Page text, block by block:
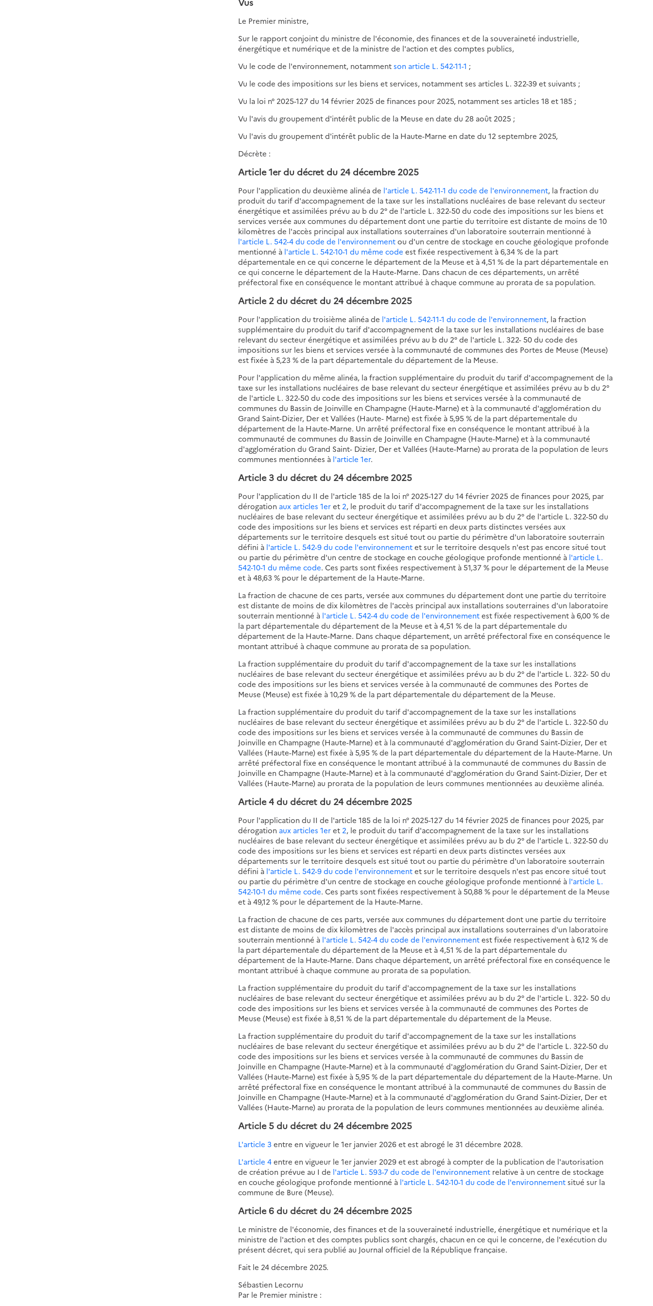
Le Premier ministre,
Sur le rapport conjoint du ministre de l'économie, des finances et de la souveraineté industrielle,
énergétique et numérique et de la ministre de l'action et des comptes publics,
Vu le code de l'environnement, notammentson article L. 542-11-1 ;
Vu le code des impositions sur les biens et services, notamment ses articles L. 322-39 et suivants ;
Vu la loi n° 2025-127 du 14 février 2025 de finances pour 2025, notamment ses articles 18 et 185 ;
Vu l'avis du groupement d'intérêt public de la Meuse en date du 28 août 2025 ;
Vu l'avis du groupement d'intérêt public de la Haute-Marne en date du 12 septembre 2025,
Décrète :
Article 1er du décret du 24 décembre 2025
Pour l'application du deuxième alinéa de l'article L. 542-11-1 du code de l'environnement, la fraction du
produit du tarif d'accompagnement de la taxe sur les installations nucléaires de base relevant du secteur
énergétique et assimilées prévu au b du 2° de l'article L. 322-50 du code des impositions sur les biens et
services versée aux communes du département dont une partie du territoire est distante de moins de 10
kilomètres de l'accès principal aux installations souterraines d'un laboratoire souterrain mentionné à
l'article L. 542-4 du code de l'environnementou d'un centre de stockage en couche géologique profonde
mentionné à l'article L. 542-10-1 du même code est fixée respectivement à 6,34 % de la part
départementale en ce qui concerne le département de la Meuse et à 4,51 % de la part départementale en
ce qui concerne le département de la Haute-Marne. Dans chacun de ces départements, un arrêté
préfectoral fixe en conséquence le montant attribué à chaque commune au prorata de sa population.
Article 2 du décret du 24 décembre 2025
Pour l'application du troisième alinéa de l'article L. 542-11-1 du code de l'environnement, la fraction
supplémentaire du produit du tarif d'accompagnement de la taxe sur les installations nucléaires de base
relevant du secteur énergétique et assimilées prévu au b du 2° de l'article L. 322- 50 du code des
impositions sur les biens et services versée à la communauté de communes des Portes de Meuse (Meuse)
est fixée à 5,23 % de la part départementale du département de la Meuse.
Pour l'application du même alinéa, la fraction supplémentaire du produit du tarif d'accompagnement de la
taxe sur les installations nucléaires de base relevant du secteur énergétique et assimilées prévu au b du 2°
de l'article L. 322-50 du code des impositions sur les biens et services versée à la communauté de
communes du Bassin de Joinville en Champagne (Haute-Marne) et à la communauté d'agglomération du
Grand Saint-Dizier, Der et Vallées (Haute- Marne) est fixée à 5,95 % de la part départementale du
département de la Haute-Marne. Un arrêté préfectoral fixe en conséquence le montant attribué à la
communauté de communes du Bassin de Joinville en Champagne (Haute-Marne) et à la communauté
d'agglomération du Grand Saint- Dizier, Der et Vallées (Haute-Marne) au prorata de la population de leurs
communes mentionnées à l'article 1er.
Article 3 du décret du 24 décembre 2025
Pour l'application du II de l'article 185 de la loi n° 2025-127 du 14 février 2025 de finances pour 2025, par
dérogation aux articles 1eret 2, le produit du tarif d'accompagnement de la taxe sur les installations
nucléaires de base relevant du secteur énergétique et assimilées prévu au b du 2° de l'article L. 322-50 du
code des impositions sur les biens et services est réparti en deux parts distinctes versées aux
départements sur le territoire desquels est situé tout ou partie du périmètre d'un laboratoire souterrain
défini à l'article L. 542-9 du code l'environnementet sur le territoire desquels n'est pas encore situé tout
ou partie du périmètre d'un centre de stockage en couche géologique profonde mentionné à l'article L.
542-10-1 du même code. Ces parts sont fixées respectivement à 51,37 % pour le département de la Meuse
et à 48,63 % pour le département de la Haute-Marne.
La fraction de chacune de ces parts, versée aux communes du département dont une partie du territoire
est distante de moins de dix kilomètres de l'accès principal aux installations souterraines d'un laboratoire
souterrain mentionné à l'article L. 542-4 du code de l'environnementest fixée respectivement à 6,00 % de
la part départementale du département de la Meuse et à 4,51 % de la part départementale du
département de la Haute-Marne. Dans chaque département, un arrêté préfectoral fixe en conséquence le
montant attribué à chaque commune au prorata de sa population.
La fraction supplémentaire du produit du tarif d'accompagnement de la taxe sur les installations
nucléaires de base relevant du secteur énergétique et assimilées prévu au b du 2° de l'article L. 322- 50 du
code des impositions sur les biens et services versée à la communauté de communes des Portes de
Meuse (Meuse) est fixée à 10,29 % de la part départementale du département de la Meuse.
La fraction supplémentaire du produit du tarif d'accompagnement de la taxe sur les installations
nucléaires de base relevant du secteur énergétique et assimilées prévu au b du 2° de l'article L. 322-50 du
code des impositions sur les biens et services versée à la communauté de communes du Bassin de
Joinville en Champagne (Haute-Marne) et à la communauté d'agglomération du Grand Saint-Dizier, Der et
Vallées (Haute-Marne) est fixée à 5,95 % de la part départementale du département de la Haute-Marne. Un
arrêté préfectoral fixe en conséquence le montant attribué à la communauté de communes du Bassin de
Joinville en Champagne (Haute-Marne) et à la communauté d'agglomération du Grand Saint-Dizier, Der et
Vallées (Haute-Marne) au prorata de la population de leurs communes mentionnées au deuxième alinéa.
Article 4 du décret du 24 décembre 2025
Pour l'application du II de l'article 185 de la loi n° 2025-127 du 14 février 2025 de finances pour 2025, par
dérogation aux articles 1eret 2, le produit du tarif d'accompagnement de la taxe sur les installations
nucléaires de base relevant du secteur énergétique et assimilées prévu au b du 2° de l'article L. 322-50 du
code des impositions sur les biens et services est réparti en deux parts distinctes versées aux
départements sur le territoire desquels est situé tout ou partie du périmètre d'un laboratoire souterrain
défini à l'article L. 542-9 du code l'environnementet sur le territoire desquels n'est pas encore situé tout
ou partie du périmètre d'un centre de stockage en couche géologique profonde mentionné à l'article L.
542-10-1 du même code. Ces parts sont fixées respectivement à 50,88 % pour le département de la Meuse
et à 49,12 % pour le département de la Haute-Marne.
La fraction de chacune de ces parts, versée aux communes du département dont une partie du territoire
est distante de moins de dix kilomètres de l'accès principal aux installations souterraines d'un laboratoire
souterrain mentionné à l'article L. 542-4 du code de l'environnementest fixée respectivement à 6,12 % de
la part départementale du département de la Meuse et à 4,51 % de la part départementale du
département de la Haute-Marne. Dans chaque département, un arrêté préfectoral fixe en conséquence le
montant attribué à chaque commune au prorata de sa population.
La fraction supplémentaire du produit du tarif d'accompagnement de la taxe sur les installations
nucléaires de base relevant du secteur énergétique et assimilées prévu au b du 2° de l'article L. 322- 50 du
code des impositions sur les biens et services versée à la communauté de communes des Portes de
Meuse (Meuse) est fixée à 8,51 % de la part départementale du département de la Meuse.
La fraction supplémentaire du produit du tarif d'accompagnement de la taxe sur les installations
nucléaires de base relevant du secteur énergétique et assimilées prévu au b du 2° de l'article L. 322-50 du
code des impositions sur les biens et services versée à la communauté de communes du Bassin de
Joinville en Champagne (Haute-Marne) et à la communauté d'agglomération du Grand Saint-Dizier, Der et
Vallées (Haute-Marne) est fixée à 5,95 % de la part départementale du département de la Haute-Marne. Un
arrêté préfectoral fixe en conséquence le montant attribué à la communauté de communes du Bassin de
Joinville en Champagne (Haute-Marne) et à la communauté d'agglomération du Grand Saint-Dizier, Der et
Vallées (Haute-Marne) au prorata de la population de leurs communes mentionnées au deuxième alinéa.
Article 5 du décret du 24 décembre 2025
L'article 3 entre en vigueur le 1er janvier 2026 et est abrogé le 31 décembre 2028.
L'article 4entre en vigueur le 1er janvier 2029 et est abrogé à compter de la publication de l'autorisation
de création prévue au I de l'article L. 593-7 du code de l'environnement relative à un centre de stockage
en couche géologique profonde mentionné à l'article L. 542-10-1 du code de l'environnementsitué sur la
commune de Bure (Meuse).
Article 6 du décret du 24 décembre 2025
Le ministre de l'économie, des finances et de la souveraineté industrielle, énergétique et numérique et la
ministre de l'action et des comptes publics sont chargés, chacun en ce qui le concerne, de l'exécution du
présent décret, qui sera publié au Journal officiel de la République française.
Fait le 24 décembre 2025.
Sébastien Lecornu
Par le Premier ministre :